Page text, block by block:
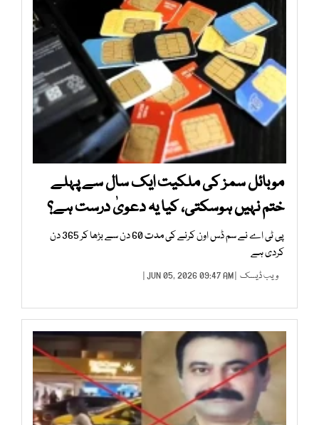
موبائل سمز کی ملکیت ایک سال سے پہلے
ختم نہیں ہوسکتی، کیا یہ دعویٰ درست ہے؟
پی ٹی اے نے سم ڈس اون کرنے کی مدت 60 دن سے بڑھا کر 365 دن
کردی ہے
ویب ڈیسک | JUN 05, 2026 09:47 AM |